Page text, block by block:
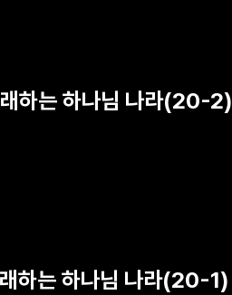
하는 하나님 나라(20-2)
하는 하나님 나라(20-1)